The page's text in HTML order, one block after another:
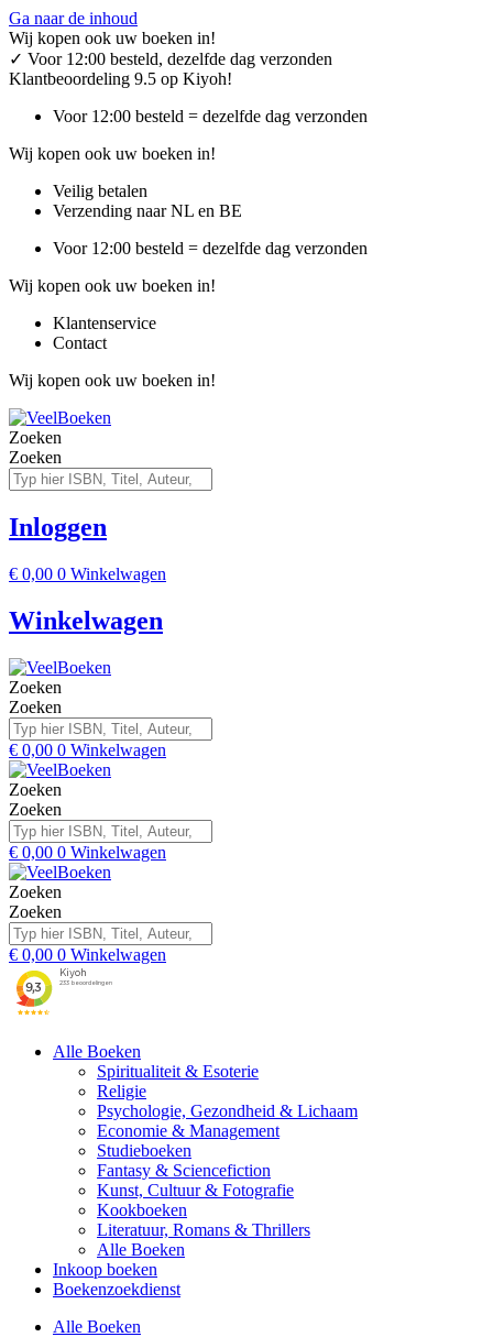
Ga naar de inhoud
Wij kopen ook uw boeken in!
✓ Voor 12:00 besteld, dezelfde dag verzonden
Klantbeoordeling 9.5 op Kiyoh!
Voor 12:00 besteld = dezelfde dag verzonden
Wij kopen ook uw boeken in!
Veilig betalen
Verzending naar NL en BE
Voor 12:00 besteld = dezelfde dag verzonden
Wij kopen ook uw boeken in!
Klantenservice
Contact
Wij kopen ook uw boeken in!
Zoeken
Zoeken
Inloggen
€ 0,00 0 Winkelwagen
Winkelwagen
Zoeken
Zoeken
€ 0,00 0 Winkelwagen
Zoeken
Zoeken
€ 0,00 0 Winkelwagen
Zoeken
Zoeken
€ 0,00 0 Winkelwagen
Alle Boeken
Spiritualiteit & Esoterie
Religie
Psychologie, Gezondheid & Lichaam
Economie & Management
Studieboeken
Fantasy & Sciencefiction
Kunst, Cultuur & Fotografie
Kookboeken
Literatuur, Romans & Thrillers
Alle Boeken
Inkoop boeken
Boekenzoekdienst
Alle Boeken